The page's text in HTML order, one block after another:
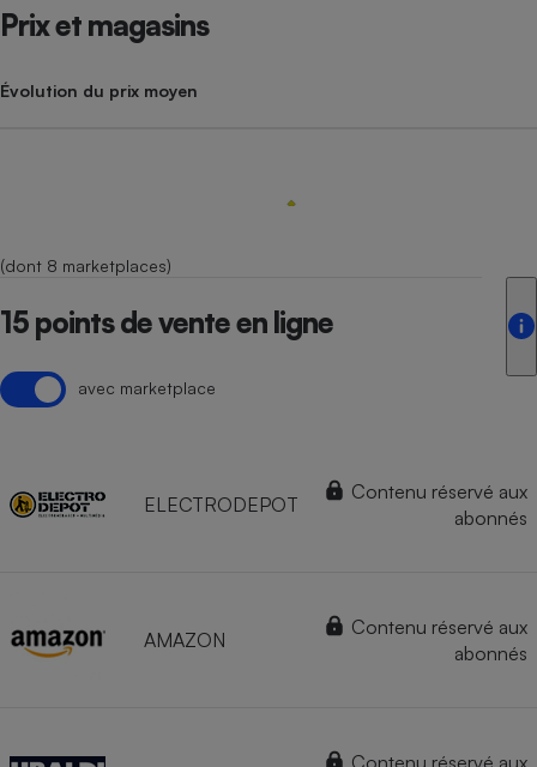
Prix et magasins
Évolution du prix moyen
(dont 8 marketplaces)
15 points de vente en ligne
avec marketplace
ELECTRODEPOT
Contenu réservé aux
abonnés
AMAZON
Contenu réservé aux
abonnés
Contenu réservé aux